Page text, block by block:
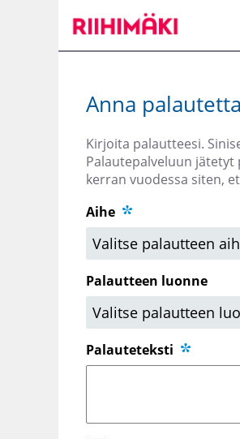
päänäkymään
Anna
Kirjoita palautteesi.
Palautepalveluun
kerran vuodessa siten,
Aihe
Palautteen luonne
Palauteteksti